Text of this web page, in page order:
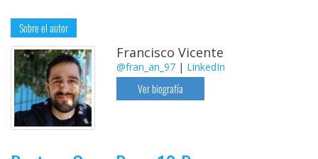
Sobre el autor
Francisco Vicente
@fran_an_97 | LinkedIn
Ver biografía